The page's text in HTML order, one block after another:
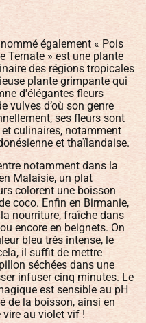
également « Pois
Ternate » est une plante
des régions tropicales
plante grimpante qui
d'élégantes fleurs
vulves d’où son genre
ses fleurs sont
culinaires, notamment
et thaïlandaise.
notamment dans la
Malaisie, un plat
colorent une boisson
coco. Enfin en Birmanie,
nourriture, fraîche dans
encore en beignets. On
bleu très intense, le
il suffit de mettre
séchées dans une
infuser cinq minutes. Le
est sensible au pH
de la boisson, ainsi en
au violet vif !